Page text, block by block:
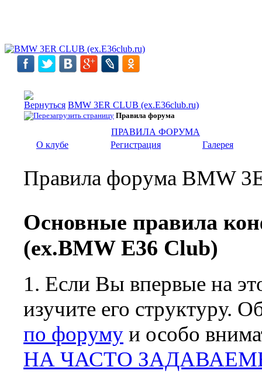
BMW 3ER CLUB (ex.E36club.ru)
Правила форума
ПРАВИЛА ФОРУМА
О клубе
Регистрация Галерея
Правила форума BMW
Основные правила
(ex.BMW E36 Club)
1. Если Вы впервые на
изучите его структуру.
по форуму и особо
НА ЧАСТО